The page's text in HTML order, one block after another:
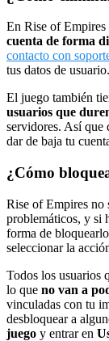
En Rise of Empires
cuenta de forma
contacto con
tus datos de usuario.
El juego también
usuarios que
servidores. Así que
dar de baja tu
¿Cómo
Rise of Empires no
problemáticos, y si
forma de
seleccionar la
Todos los usuarios
lo que no van a
vinculadas con tu
desbloquear a
juego y entrar en